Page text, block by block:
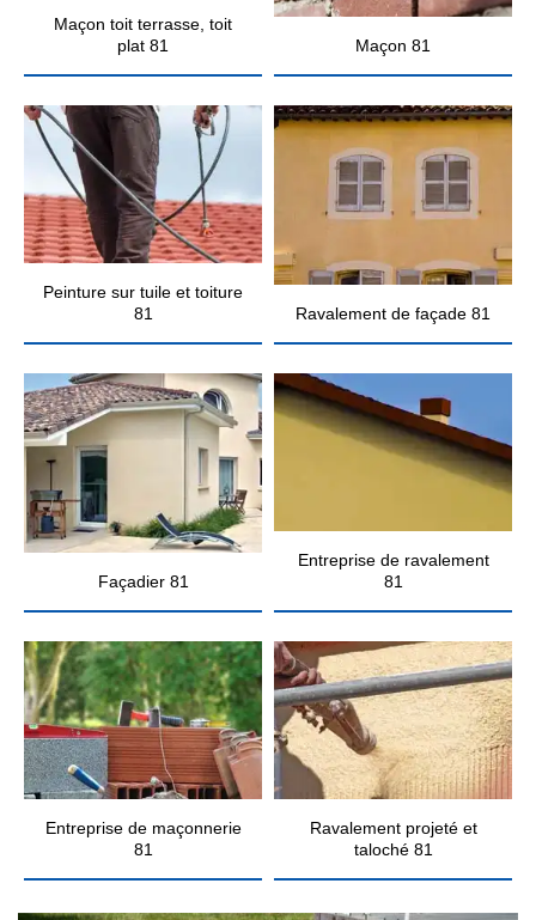
Maçon toit terrasse, toit
plat 81
Maçon 81
Peinture sur tuile et toiture
81
Ravalement de façade 81
Façadier 81
Entreprise de ravalement
81
Entreprise de maçonnerie
81
Ravalement projeté et
taloché 81